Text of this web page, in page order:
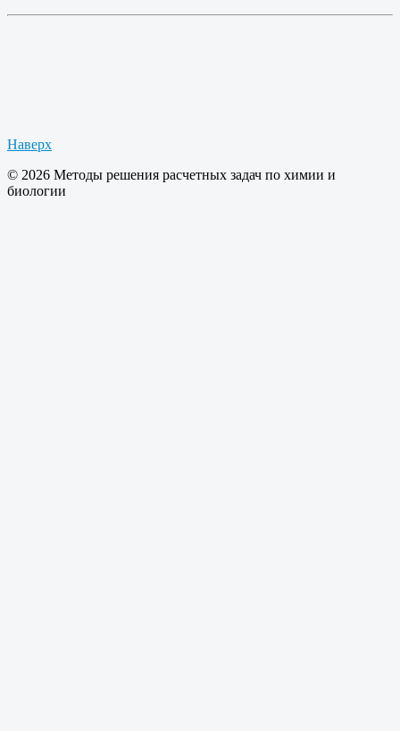
Наверх
© 2026 Методы решения расчетных задач по химии и
биологии